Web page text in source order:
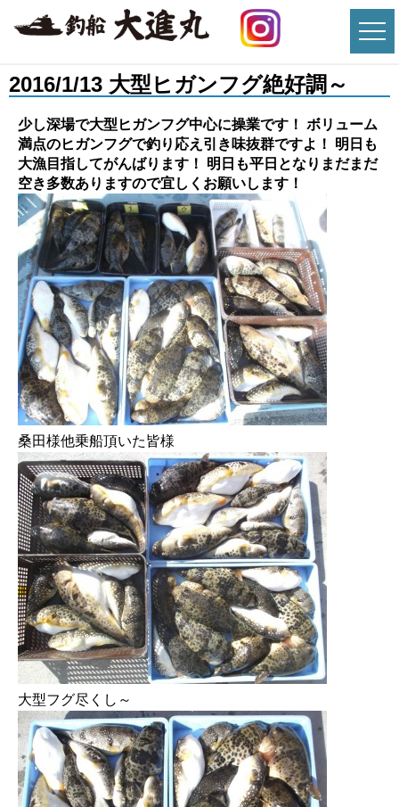
2016/1/13 大型ヒガンフグ絶好調～
少し深場で大型ヒガンフグ中心に操業です！ ボリューム
満点のヒガンフグで釣り応え引き味抜群ですよ！ 明日も
大漁目指してがんばります！ 明日も平日となりまだまだ
空き多数ありますので宜しくお願いします！
桑田様他乗船頂いた皆様
大型フグ尽くし～